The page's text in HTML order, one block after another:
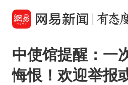
中使馆提醒：一
悔恨！欢迎举报